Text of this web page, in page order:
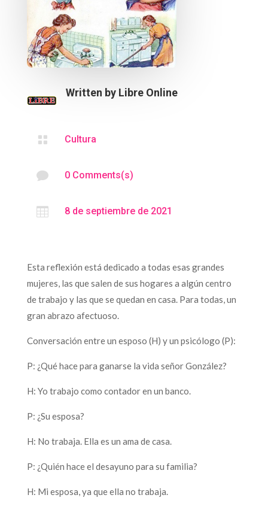
Written by Libre Online
 Cultura
 0 Comments(s)
 8 de septiembre de 2021
Esta reflexión está dedicado a todas esas grandes
mujeres, las que salen de sus hogares a algún centro
de trabajo y las que se quedan en casa. Para todas, un
gran abrazo afectuoso.
Conversación entre un esposo (H) y un psicólogo (P):
P: ¿Qué hace para ganarse la vida señor González?
H: Yo trabajo como contador en un banco.
P: ¿Su esposa?
H: No trabaja. Ella es un ama de casa.
P: ¿Quién hace el desayuno para su familia?
H: Mi esposa, ya que ella no trabaja.